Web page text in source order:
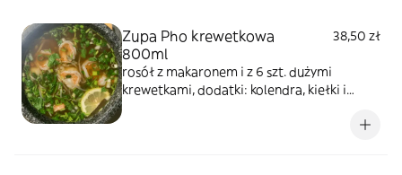
Zupa Pho krewetkowa
800ml
38,50 zł
rosół z makaronem i z 6 szt. dużymi
krewetkami, dodatki: kolendra, kiełki i